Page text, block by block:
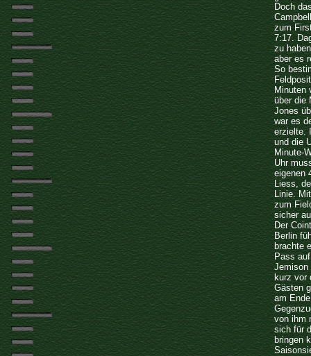
Doch
zum
7:17.
zu
aber es
So
Minuten
über die
Jones
war es
erzielte.
und die
Minute-
Uhr
eigenen
Liess,
Linie.
zum
sicher
Der
Berlin
brachte
Pass
Jemison
kurz vor
Gästen
am
von ihm
sich für
bringen